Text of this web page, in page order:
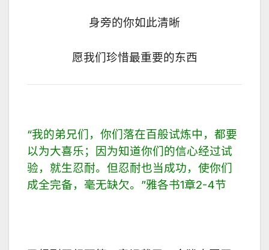
身旁的你如此清晰
愿我们珍惜最重要的东西
“我的弟兄们，你们落在百般试炼中，都要
以为大喜乐；因为知道你们的信心经过试
验，就生忍耐。但忍耐也当成功，使你们
成全完备，毫无缺欠。 ”雅各书1章2-4节